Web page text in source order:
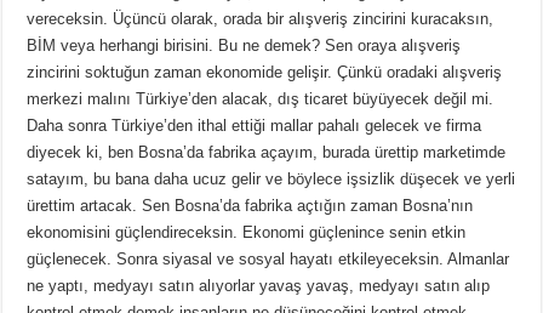
vereceksin. Üçüncü olarak, orada bir alışveriş zincirini kuracaksın,
BİM veya herhangi birisini. Bu ne demek? Sen oraya alışveriş
zincirini soktuğun zaman ekonomide gelişir. Çünkü oradaki alışveriş
merkezi malını Türkiye’den alacak, dış ticaret büyüyecek değil mi.
Daha sonra Türkiye’den ithal ettiği mallar pahalı gelecek ve firma
diyecek ki, ben Bosna’da fabrika açayım, burada ürettip marketimde
satayım, bu bana daha ucuz gelir ve böylece işsizlik düşecek ve yerli
ürettim artacak. Sen Bosna’da fabrika açtığın zaman Bosna’nın
ekonomisini güçlendireceksin. Ekonomi güçlenince senin etkin
güçlenecek. Sonra siyasal ve sosyal hayatı etkileyeceksin. Almanlar
ne yaptı, medyayı satın alıyorlar yavaş yavaş, medyayı satın alıp